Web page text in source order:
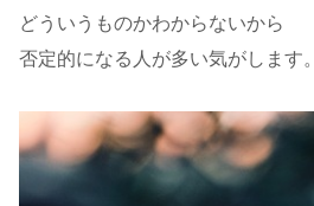
どういうものかわからないから
否定的になる人が多い気がします。